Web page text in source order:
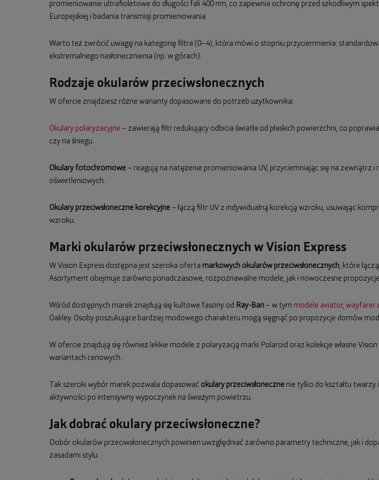
promieniowanie ultrafioletowe do długości fali 400 nm, co zapewnia ochronę przed szkodliwym
Europejskiej i badania transmisji promieniowania
Warto też zwrócić uwagę na kategorię filtra (0–4), która mówi o stopniu przyciemnienia:
ekstremalnego nasłonecznienia (np. w górach).
Rodzaje okularów przeciwsłonecznych
W ofercie znajdziesz różne warianty dopasowane do potrzeb użytkownika:
Okulary polaryzacyjne – zawierają filtr redukujący odbicia światła od płaskich powierzchni, co
czy na śniegu.
Okulary fotochromowe – reagują na natężenie promieniowania UV, przyciemniając się na zewnątrz
oświetleniowych.
Okulary przeciwsłoneczne korekcyjne – łączą filtr UV z indywidualną korekcją wzroku, usuwając
wzroku.
Marki okularów przeciwsłonecznych w Vision Express
W Vision Express dostępna jest szeroka oferta markowych okularów przeciwsłonecznych, które
Asortyment obejmuje zarówno ponadczasowe, rozpoznawalne modele, jak i nowoczesne
Wśród dostępnych marek znajdują się kultowe fasony od Ray-Ban – w tym modele aviator, wayfarer
Oakley. Osoby poszukujące bardziej modowego charakteru mogą sięgnąć po propozycje domów
W ofercie znajdują się również lekkie modele z polaryzacją marki Polaroid oraz kolekcje własne
wariantach cenowych.
Tak szeroki wybór marek pozwala dopasować okulary przeciwsłoneczne nie tylko do kształtu twarzy
aktywności po intensywny wypoczynek na świeżym powietrzu.
Jak dobrać okulary przeciwsłoneczne?
Dobór okularów przeciwsłonecznych powinien uwzględniać zarówno parametry techniczne, jak i
zasadami stylu: